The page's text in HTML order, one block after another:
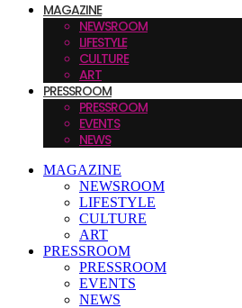
MAGAZINE
NEWSROOM
LIFESTYLE
CULTURE
ART
PRESSROOM
PRESSROOM
EVENTS
NEWS
MAGAZINE
NEWSROOM
LIFESTYLE
CULTURE
ART
PRESSROOM
PRESSROOM
EVENTS
NEWS